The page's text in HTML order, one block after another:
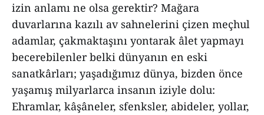
izin anlamı ne olsa gerektir? Mağara
duvarlarına kazılı av sahnelerini çizen meçhul
adamlar, çakmaktaşını yontarak âlet yapmayı
becerebilenler belki dünyanın en eski
sanatkârları; yaşadığımız dünya, bizden önce
yaşamış milyarlarca insanın iziyle dolu:
Ehramlar, kâşâneler, sfenksler, abideler, yollar,